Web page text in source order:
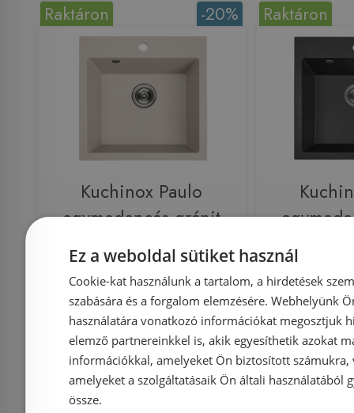
-20%
Raktáron
Kuchinox Paulo
egymedencés gránit
mosogatótálca 49x49x21
cm, bézs SRN_410P
Azonosító: 214276
Cikkszám: SRN_410P
49 900 Ft 39 990 Ft
Raktáron
cm,
Ez a weboldal sütiket használ
Cookie-kat használunk a tartalom, a hirdetések
szabására és a forgalom elemzésére. Webhelyünk
használatára vonatkozó információkat megosztjuk
elemző partnereinkkel is, akik egyesíthetik azokat
információkkal, amelyeket Ön biztosított számukra,
amelyeket a szolgáltatásaik Ön általi használatából
össze.